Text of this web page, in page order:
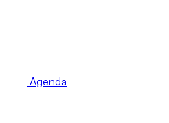
Agenda